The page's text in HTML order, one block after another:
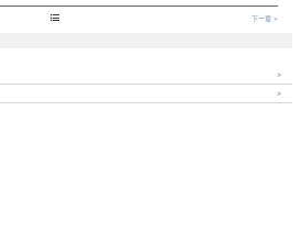
 下一章 >